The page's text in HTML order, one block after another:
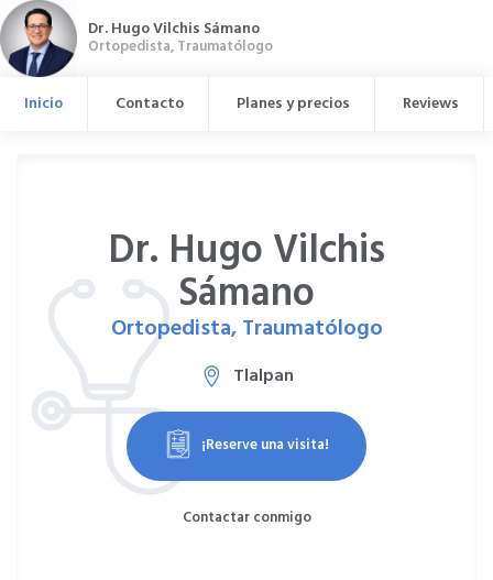
Dr. Hugo Vilchis Sámano
Ortopedista, Traumatólogo
Inicio Contacto Planes y precios Reviews
Dr. Hugo Vilchis
Sámano
Ortopedista, Traumatólogo
Tlalpan
¡Reserve una visita!
Contactar conmigo